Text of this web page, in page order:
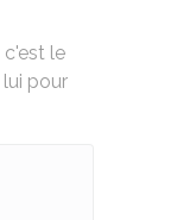
c'est le
pour